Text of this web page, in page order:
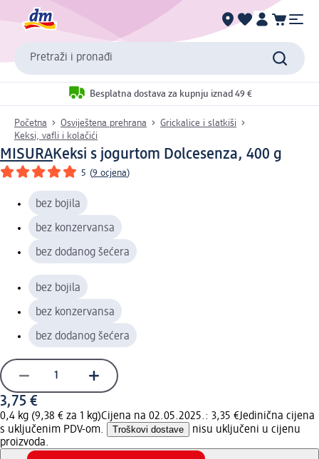
Pretraži i pronađi
Besplatna dostava za kupnju iznad 49 €
Početna Osviještena prehrana
Grickalice i slatkiši
Keksi, vafli i kolačići
MISURAKeksi s jogurtom Dolcesenza, 400 g
5 (9 ocjena)
bez bojila
bez konzervansa
bez dodanog šećera
bez bojila
bez konzervansa
bez dodanog šećera
3,75 €
0,4 kg (9,38 € za 1 kg)Cijena na 02.05.2025.: 3,35 €Jedinična cijena
s uključenim PDV-om.
Troškovi dostave
nisu uključeni u cijenu
proizvoda.